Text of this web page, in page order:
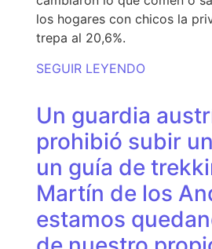
los hogares con chicos la
trepa al 20,6%.
SEGUIR LEYENDO
Un guardia
prohibió subir
un guía de
Martín de los
estamos